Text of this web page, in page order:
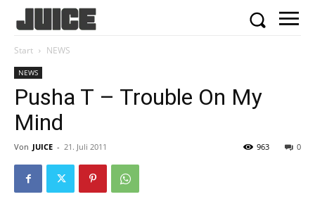
Start NEWS
NEWS
Pusha T – Trouble On My
Mind
Von JUICE - 21. Juli 2011 0
963